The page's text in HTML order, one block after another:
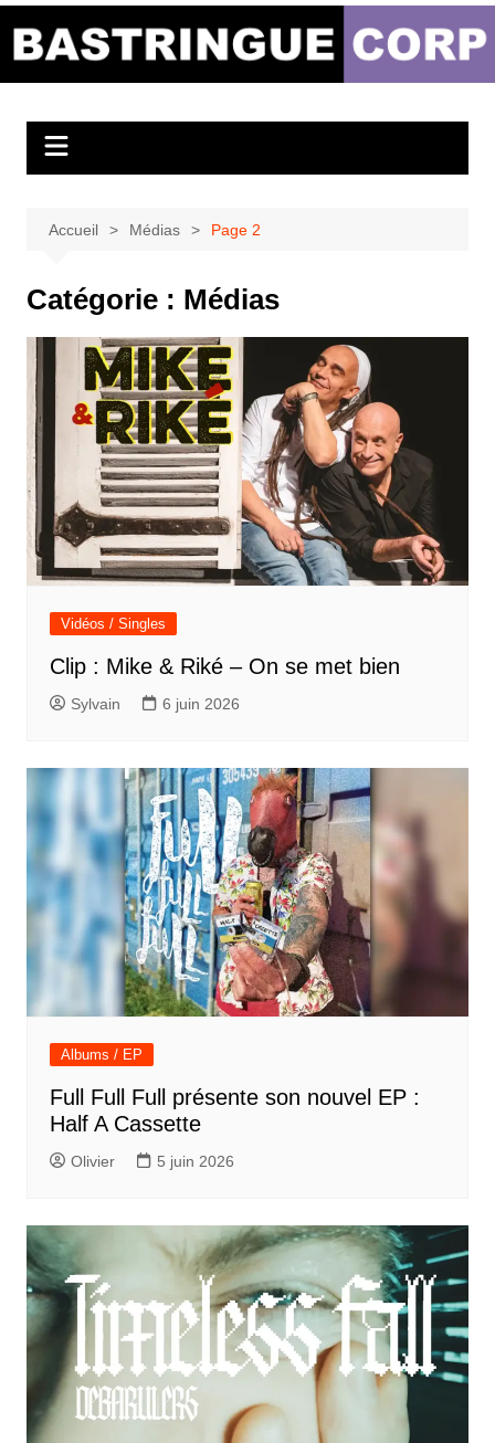
Bastringue Corp –
Musicales
Accueil Médias Page 2
Catégorie : Médias
Vidéos / Singles
Clip : Mike & Riké – On se met bien
Sylvain 6 juin 2026
Albums / EP
Full Full Full présente son nouvel EP :
Half A Cassette
Olivier 5 juin 2026